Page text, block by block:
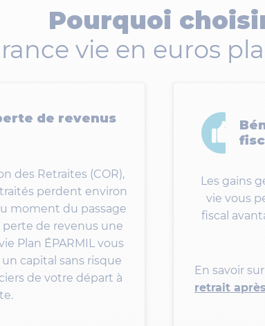
Pourquoi
vie en euros
de revenus
des Retraites (COR),
perdent environ
moment du passage
perte de revenus une
Plan ÉPARMIL vous
capital sans risque
de votre départ à
Les gains
vie vous
fiscal
En savoir
retrait